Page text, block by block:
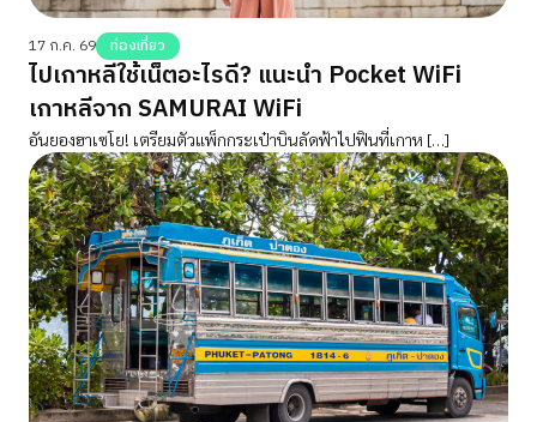
17 ก.ค. 69 ท่องเที่ยว
ไปเกาหลีใช้เน็ตอะไรดี? แนะนำ Pocket WiFi
เกาหลีจาก SAMURAI WiFi
อันยองฮาเซโย! เตรียมตัวแพ็กกระเป๋าบินลัดฟ้าไปฟินที่เกาห […]